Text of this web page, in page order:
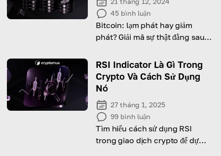
45 bình luận
Bitcoin: lạm phát hay giảm
phát? Giải mã sự thật đằng sau
RSI Indicator Là Gì Trong
Crypto Và Cách Sử Dụng
Nó
27 tháng 1, 2025
99 bình luận
Tìm hiểu cách sử dụng RSI
trong giao dịch crypto để dự